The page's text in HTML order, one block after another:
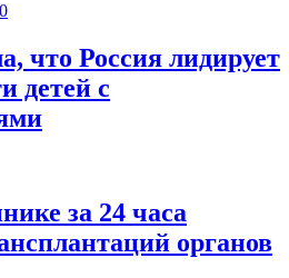
0
что Россия лидирует
детей с
за 24 часа
органов